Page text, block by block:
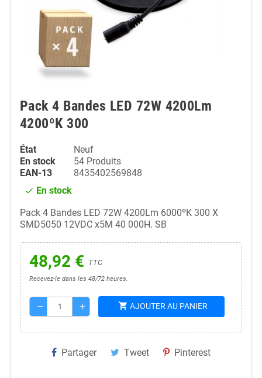
Pack 4 Bandes LED 72W 4200Lm
4200ºK 300
État
Neuf
En stock
54 Produits
EAN-13
8435402569848
check En stock
Pack 4 Bandes LED 72W 4200Lm 6000ºK 300 X
SMD5050 12VDC x5M 40 000H. SB
48,92 € TTC
Recevez-le dans les 48/72 heures.
remove add shopping_cart AJOUTER AU PANIER
Partager Tweet Pinterest